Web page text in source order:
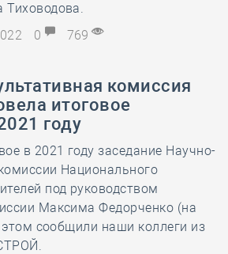
Тиховодова.
0 769
комиссия
итоговое
году
в 2021 году заседание Научно-
Национального
под руководством
Максима Федорченко (на
сообщили наши коллеги из